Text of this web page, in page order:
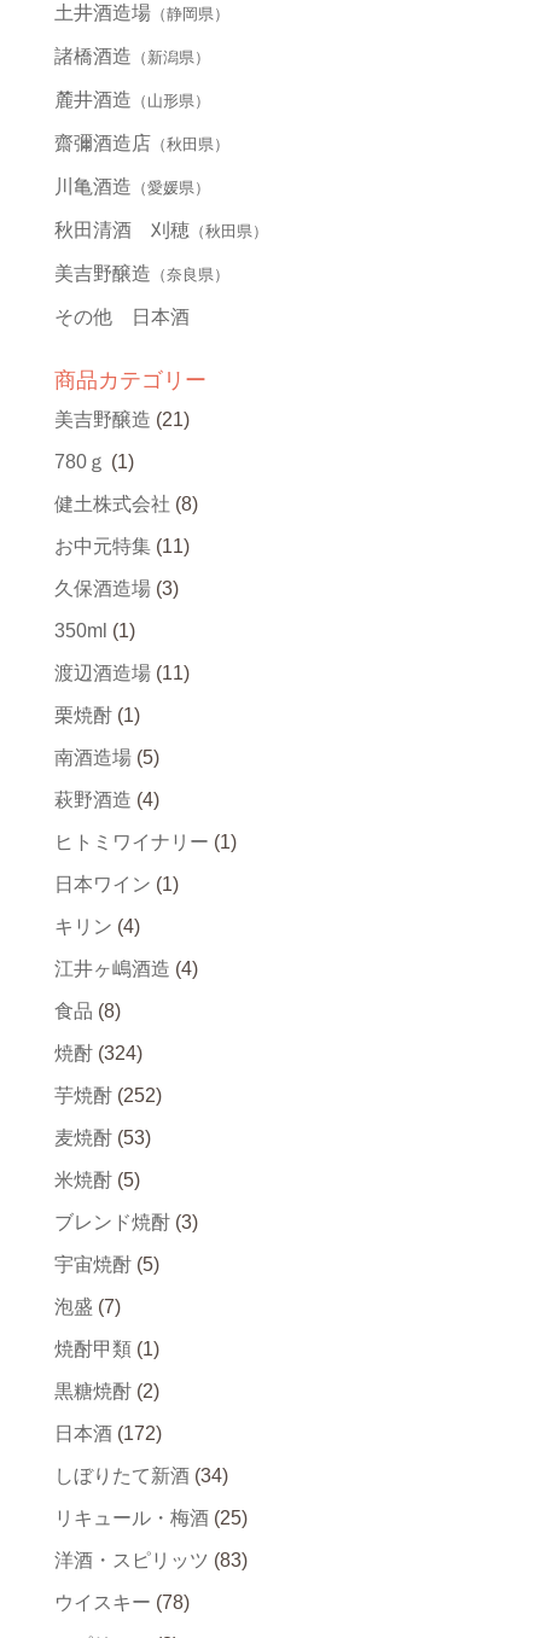
土井酒造場（静岡県）
諸橋酒造 （新潟県）
麓井酒造 （山形県）
齋彌酒造店 （秋田県）
川亀酒造 （愛媛県）
秋田清酒 刈穂（秋田県）
美吉野醸造 （奈良県）
その他 日本酒
商品カテゴリー
美吉野醸造 (21)
780ｇ (1)
健土株式会社 (8)
お中元特集 (11)
久保酒造場 (3)
350ml (1)
渡辺酒造場 (11)
栗焼酎 (1)
南酒造場 (5)
萩野酒造 (4)
ヒトミワイナリー (1)
日本ワイン (1)
キリン (4)
江井ヶ嶋酒造 (4)
食品 (8)
焼酎 (324)
芋焼酎 (252)
麦焼酎 (53)
米焼酎 (5)
ブレンド焼酎 (3)
宇宙焼酎 (5)
泡盛 (7)
焼酎甲類 (1)
黒糖焼酎 (2)
日本酒 (172)
しぼりたて新酒 (34)
リキュール・梅酒 (25)
洋酒・スピリッツ (83)
ウイスキー (78)